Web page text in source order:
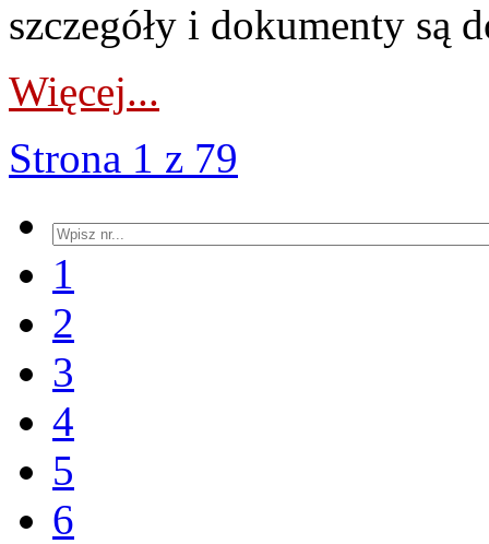
szczegóły i dokumenty są
Więcej...
Strona 1 z 79
1
2
3
4
5
6